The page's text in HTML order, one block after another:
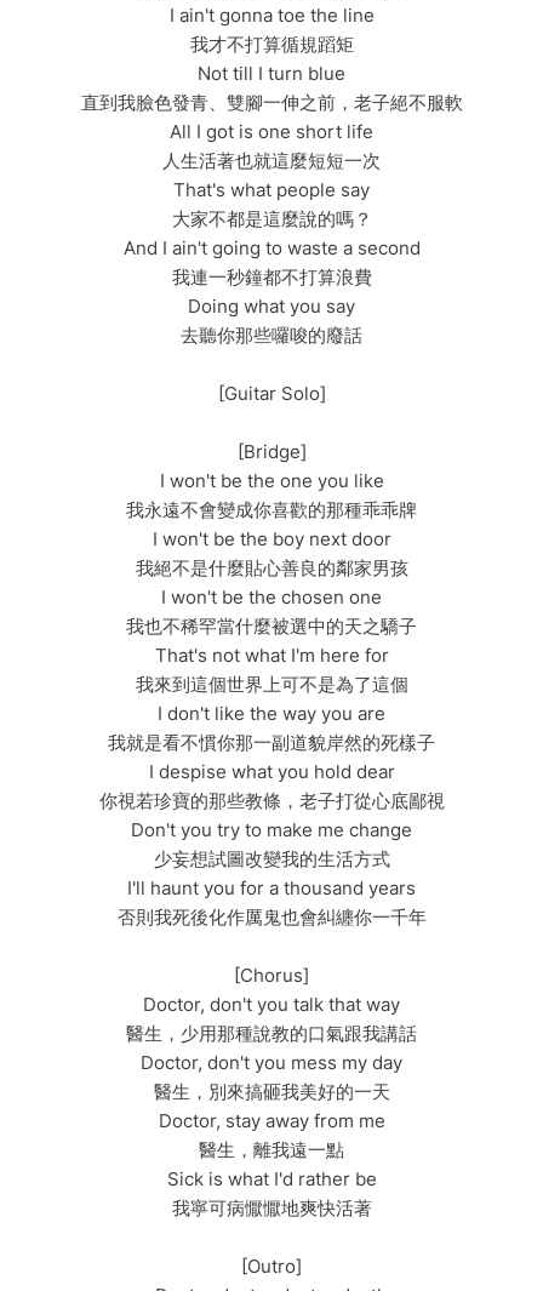
I ain't gonna toe the line
我才不打算循規蹈矩
Not till I turn blue
直到我臉色發青、雙腳一伸之前，老子絕不服軟
All I got is one short life
人生活著也就這麼短短一次
That's what people say
大家不都是這麼說的嗎？
And I ain't going to waste a second
我連一秒鐘都不打算浪費
Doing what you say
去聽你那些囉唆的廢話
[Guitar Solo]
[Bridge]
I won't be the one you like
我永遠不會變成你喜歡的那種乖乖牌
I won't be the boy next door
我絕不是什麼貼心善良的鄰家男孩
I won't be the chosen one
我也不稀罕當什麼被選中的天之驕子
That's not what I'm here for
我來到這個世界上可不是為了這個
I don't like the way you are
我就是看不慣你那一副道貌岸然的死樣子
I despise what you hold dear
你視若珍寶的那些教條，老子打從心底鄙視
Don't you try to make me change
少妄想試圖改變我的生活方式
I'll haunt you for a thousand years
否則我死後化作厲鬼也會糾纏你一千年
[Chorus]
Doctor, don't you talk that way
醫生，少用那種說教的口氣跟我講話
Doctor, don't you mess my day
醫生，別來搞砸我美好的一天
Doctor, stay away from me
醫生，離我遠一點
Sick is what I'd rather be
我寧可病懨懨地爽快活著
[Outro]